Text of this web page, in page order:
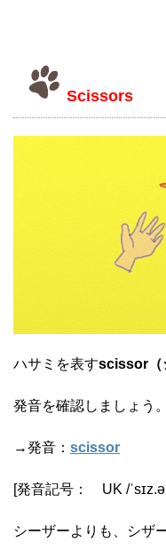
Scissors
ハサミを表すscissor（
発音を確認しましょう。
→発音： scissor
[発音記号： UK /ˈsɪz.ə
シーザーよりも、シザ